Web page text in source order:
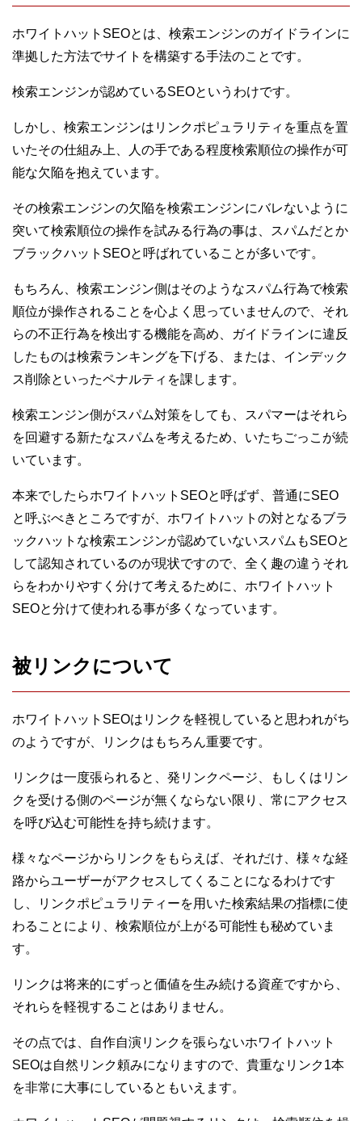
ホワイトハットSEOとは、検索エンジンのガイドラインに
準拠した方法でサイトを構築する手法のことです。
検索エンジンが認めているSEOというわけです。
しかし、検索エンジンはリンクポピュラリティを重点を置
いたその仕組み上、人の手である程度検索順位の操作が可
能な欠陥を抱えています。
その検索エンジンの欠陥を検索エンジンにバレないように
突いて検索順位の操作を試みる行為の事は、スパムだとか
ブラックハットSEOと呼ばれていることが多いです。
もちろん、検索エンジン側はそのようなスパム行為で検索
順位が操作されることを心よく思っていませんので、それ
らの不正行為を検出する機能を高め、ガイドラインに違反
したものは検索ランキングを下げる、または、インデック
ス削除といったペナルティを課します。
検索エンジン側がスパム対策をしても、スパマーはそれら
を回避する新たなスパムを考えるため、いたちごっこが続
いています。
本来でしたらホワイトハットSEOと呼ばず、普通にSEO
と呼ぶべきところですが、ホワイトハットの対となるブラ
ックハットな検索エンジンが認めていないスパムもSEOと
して認知されているのが現状ですので、全く趣の違うそれ
らをわかりやすく分けて考えるために、ホワイトハット
SEOと分けて使われる事が多くなっています。
被リンクについて
ホワイトハットSEOはリンクを軽視していると思われがち
のようですが、リンクはもちろん重要です。
リンクは一度張られると、発リンクページ、もしくはリン
クを受ける側のページが無くならない限り、常にアクセス
を呼び込む可能性を持ち続けます。
様々なページからリンクをもらえば、それだけ、様々な経
路からユーザーがアクセスしてくることになるわけです
し、リンクポピュラリティーを用いた検索結果の指標に使
わることにより、検索順位が上がる可能性も秘めていま
す。
リンクは将来的にずっと価値を生み続ける資産ですから、
それらを軽視することはありません。
その点では、自作自演リンクを張らないホワイトハット
SEOは自然リンク頼みになりますので、貴重なリンク1本
を非常に大事にしているともいえます。